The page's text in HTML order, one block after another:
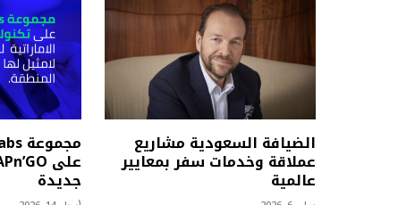
الضيافة السعودية مشاريع
عملاقة وخدمات سفر بمعايير
عالمية جديدة